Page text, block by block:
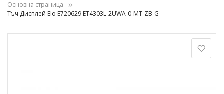
Основна страница
Тъч Дисплей Elo E720629 ET4303L-2UWA-0-MT-ZB-G